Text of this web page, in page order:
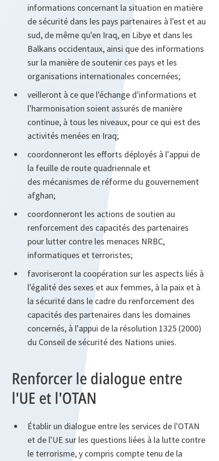
informations concernant la situation en matière
de sécurité dans les pays partenaires à l'est et au
sud, de même qu'en Iraq, en Libye et dans les
Balkans occidentaux, ainsi que des informations
sur la manière de soutenir ces pays et les
organisations internationales concernées;
veilleront à ce que l'échange d'informations et
l'harmonisation soient assurés de manière
continue, à tous les niveaux, pour ce qui est des
activités menées en Iraq;
coordonneront les efforts déployés à l'appui de
la feuille de route quadriennale et
des mécanismes de réforme du gouvernement
afghan;
coordonneront les actions de soutien au
renforcement des capacités des partenaires
pour lutter contre les menaces NRBC,
informatiques et terroristes;
favoriseront la coopération sur les aspects liés à
l'égalité des sexes et aux femmes, à la paix et à
la sécurité dans le cadre du renforcement des
capacités des partenaires dans les domaines
concernés, à l'appui de la résolution 1325 (2000)
du Conseil de sécurité des Nations unies.
Renforcer le dialogue entre
l'UE et l'OTAN
Établir un dialogue entre les services de l'OTAN
et de l'UE sur les questions liées à la lutte contre
le terrorisme, y compris compte tenu de la